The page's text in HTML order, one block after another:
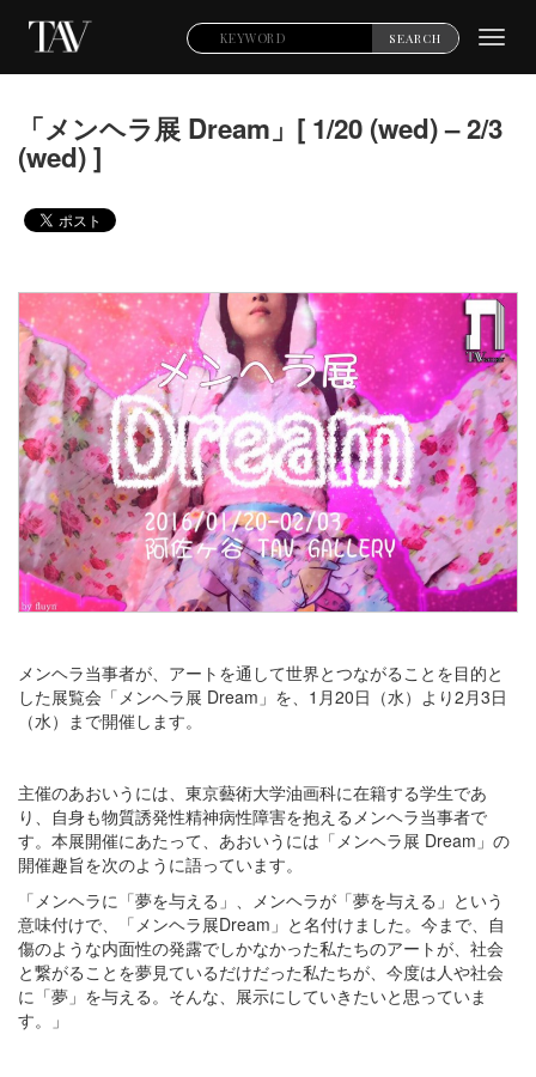
SEARCH
「メンヘラ展 Dream」[ 1/20 (wed) – 2/3
(wed) ]
メンヘラ当事者が、アートを通して世界とつながることを目的と
した展覧会「メンヘラ展 Dream」を、1月20日（水）より2月3日
（水）まで開催します。
主催のあおいうには、東京藝術大学油画科に在籍する学生であ
り、自身も物質誘発性精神病性障害を抱えるメンヘラ当事者で
す。本展開催にあたって、あおいうには「メンヘラ展 Dream」の
開催趣旨を次のように語っています。
「メンヘラに「夢を与える」、メンヘラが「夢を与える」という
意味付けで、「メンヘラ展Dream」と名付けました。今まで、自
傷のような内面性の発露でしかなかった私たちのアートが、社会
と繋がることを夢見ているだけだった私たちが、今度は人や社会
に「夢」を与える。そんな、展示にしていきたいと思っていま
す。」